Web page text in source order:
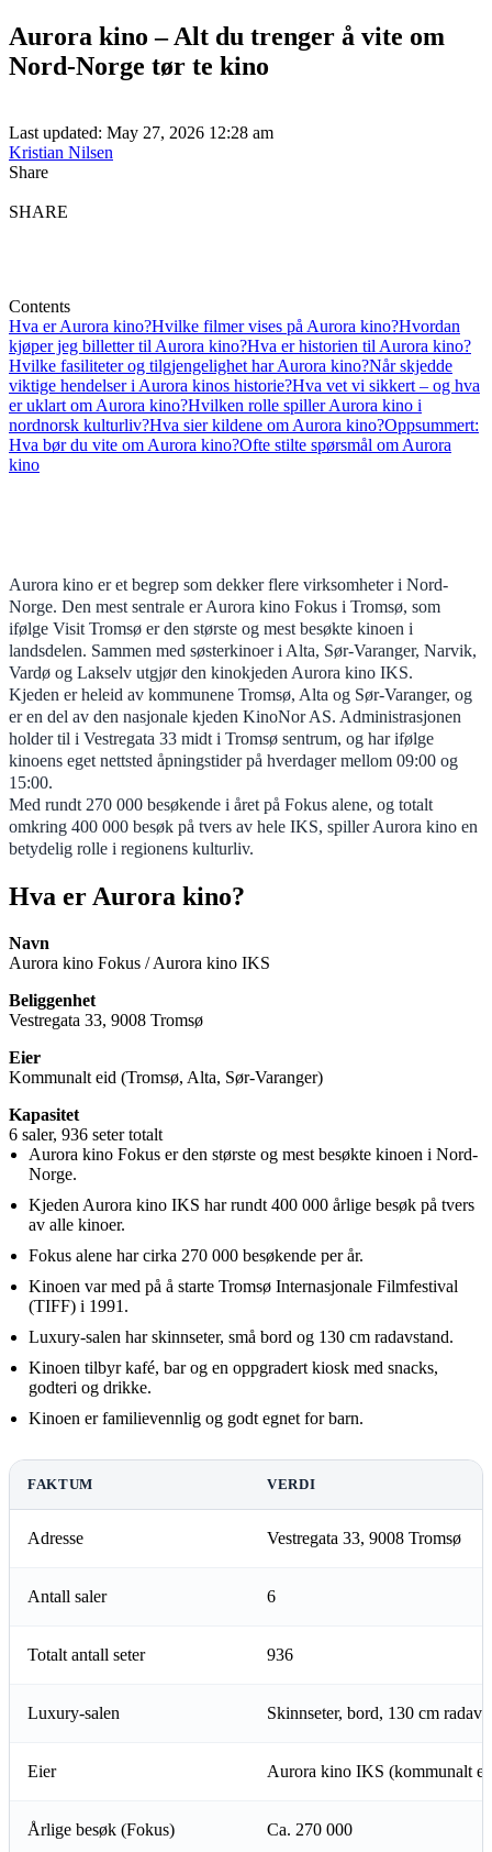
Aurora kino – Alt du trenger å vite om
Nord-Norge tør te kino
Last updated: May 27, 2026 12:28 am
Kristian Nilsen
Share
SHARE
Contents
Hva er Aurora kino?Hvilke filmer vises på Aurora kino?Hvordan
kjøper jeg billetter til Aurora kino?Hva er historien til Aurora kino?
Hvilke fasiliteter og tilgjengelighet har Aurora kino?Når skjedde
viktige hendelser i Aurora kinos historie?Hva vet vi sikkert – og hva
er uklart om Aurora kino?Hvilken rolle spiller Aurora kino i
nordnorsk kulturliv?Hva sier kildene om Aurora kino?Oppsummert:
Hva bør du vite om Aurora kino?Ofte stilte spørsmål om Aurora
kino
Aurora kino er et begrep som dekker flere virksomheter i Nord-
Norge. Den mest sentrale er Aurora kino Fokus i Tromsø, som
ifølge Visit Tromsø er den største og mest besøkte kinoen i
landsdelen. Sammen med søsterkinoer i Alta, Sør-Varanger, Narvik,
Vardø og Lakselv utgjør den kinokjeden Aurora kino IKS.
Kjeden er heleid av kommunene Tromsø, Alta og Sør-Varanger, og
er en del av den nasjonale kjeden KinoNor AS. Administrasjonen
holder til i Vestregata 33 midt i Tromsø sentrum, og har ifølge
kinoens eget nettsted åpningstider på hverdager mellom 09:00 og
15:00.
Med rundt 270 000 besøkende i året på Fokus alene, og totalt
omkring 400 000 besøk på tvers av hele IKS, spiller Aurora kino en
betydelig rolle i regionens kulturliv.
Hva er Aurora kino?
Navn
Aurora kino Fokus / Aurora kino IKS
Beliggenhet
Vestregata 33, 9008 Tromsø
Eier
Kommunalt eid (Tromsø, Alta, Sør-Varanger)
Kapasitet
6 saler, 936 seter totalt
Aurora kino Fokus er den største og mest besøkte kinoen i Nord-
Norge.
Kjeden Aurora kino IKS har rundt 400 000 årlige besøk på tvers
av alle kinoer.
Fokus alene har cirka 270 000 besøkende per år.
Kinoen var med på å starte Tromsø Internasjonale Filmfestival
(TIFF) i 1991.
Luxury-salen har skinnseter, små bord og 130 cm radavstand.
Kinoen tilbyr kafé, bar og en oppgradert kiosk med snacks,
godteri og drikke.
Kinoen er familievennlig og godt egnet for barn.
FAKTUM VERDI
Adresse Vestregata 33, 9008 Tromsø
Antall saler 6
Totalt antall seter 936
Luxury-salen Skinnseter, bord, 130 cm
Eier Aurora kino IKS (kommunalt
Årlige besøk (Fokus) Ca. 270 000